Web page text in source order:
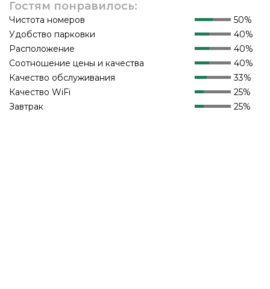
Гостям понравилось:
Чистота номеров
50%
Удобство парковки
40%
Расположение
40%
Соотношение цены и качества
40%
Качество обслуживания
33%
Качество WiFi
25%
Завтрак
25%